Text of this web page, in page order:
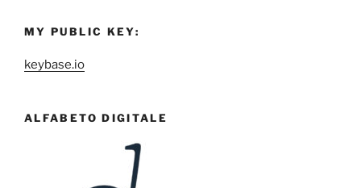
MY PUBLIC KEY:
keybase.io
ALFABETO DIGITALE